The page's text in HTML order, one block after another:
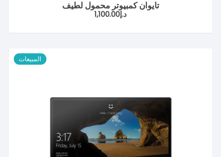
تايوان كمبيوتر محمول لطيف
د.إ1,100.00
المبيعات